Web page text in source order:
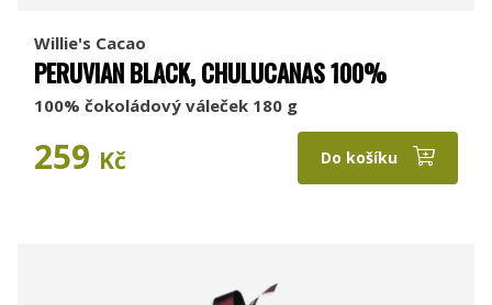
Willie's Cacao
PERUVIAN BLACK, CHULUCANAS 100%
100% čokoládový váleček 180 g
259 Kč Do košíku